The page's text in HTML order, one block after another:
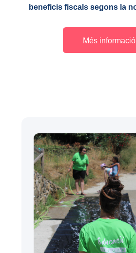
beneficis fiscals segons la
Més informació